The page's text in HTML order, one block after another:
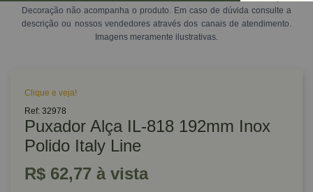
Decoração não acompanha o produto. Em caso de dúvida consulte a
descrição ou nossos vendedores através dos canais de atendimento.
Imagens meramente ilustrativas.
Clique e veja!
Ref: 32978
Puxador Alça IL-818 192mm Inox
Polido Italy Line
R$ 62,77 à vista